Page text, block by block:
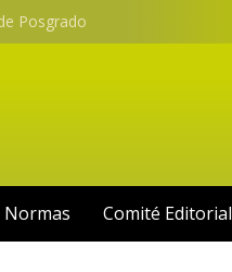
Posgrado
Normas Comité Editorial